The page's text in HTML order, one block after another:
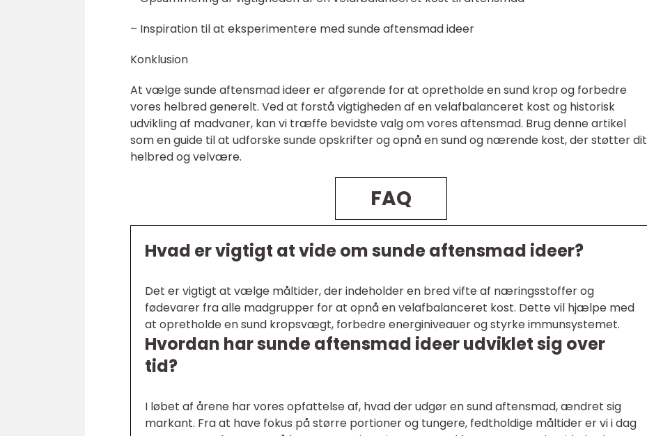
– Inspiration til at eksperimentere med sunde aftensmad ideer
Konklusion
At vælge sunde aftensmad ideer er afgørende for at opretholde en sund krop og forbedre
vores helbred generelt. Ved at forstå vigtigheden af en velafbalanceret kost og historisk
udvikling af madvaner, kan vi træffe bevidste valg om vores aftensmad. Brug denne artikel
som en guide til at udforske sunde opskrifter og opnå en sund og nærende kost, der støtter dit
helbred og velvære.
FAQ
Hvad er vigtigt at vide om sunde aftensmad ideer?
Det er vigtigt at vælge måltider, der indeholder en bred vifte af næringsstoffer og
fødevarer fra alle madgrupper for at opnå en velafbalanceret kost. Dette vil hjælpe med
at opretholde en sund kropsvægt, forbedre energiniveauer og styrke immunsystemet.
Hvordan har sunde aftensmad ideer udviklet sig over
tid?
I løbet af årene har vores opfattelse af, hvad der udgør en sund aftensmad, ændret sig
markant. Fra at have fokus på større portioner og tungere, fedtholdige måltider er vi i dag